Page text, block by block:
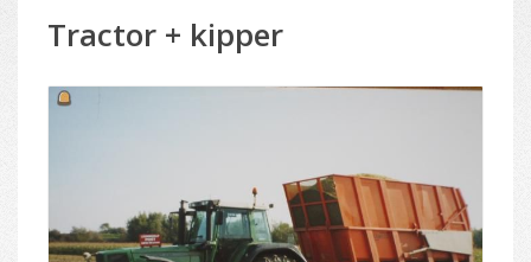
Tractor + kipper